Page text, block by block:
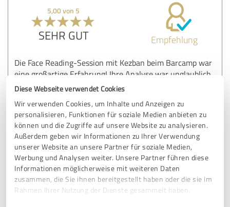
Diese Webseite verwendet Cookies
Wir verwenden Cookies, um Inhalte und Anzeigen zu
personalisieren, Funktionen für soziale Medien anbieten zu
können und die Zugriffe auf unsere Website zu analysieren.
Außerdem geben wir Informationen zu Ihrer Verwendung
unserer Website an unsere Partner für soziale Medien,
Werbung und Analysen weiter. Unsere Partner führen diese
Informationen möglicherweise mit weiteren Daten
zusammen, die Sie ihnen bereitgestellt haben oder die sie im
Rahmen Ihrer Nutzung der Dienste gesammelt haben.
5,00 von 5
SEHR GUT Empfehlung
Die Face Reading-Session mit Kezban beim Barcamp war
eine großartige Erfahrung! Ihre Analyse war unglaublich
treffsicher und einfühlsam, und ich habe viele neue
der neugierig auf Face Reading ist, nur empfehlen, sich
selbst davon zu überzeugen!
Mit herzlichen Grüße
Heiko Pundt
Erfahrungsbericht & Bewertung zu:
Kezban Saritas